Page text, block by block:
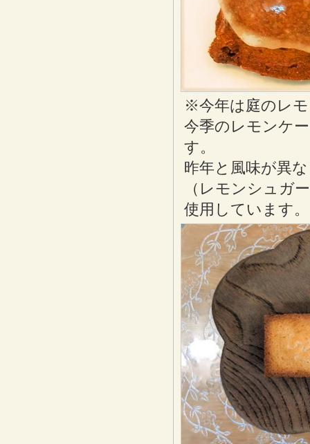
※今年は庭のレ
今季のレモンケ
す。
昨年と風味が異
（レモンシュガ
使用しています